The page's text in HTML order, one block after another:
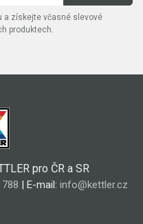
a získejte včasné slevové
produktech.
pro ČR a SR
| E-mail: info@kettler.cz